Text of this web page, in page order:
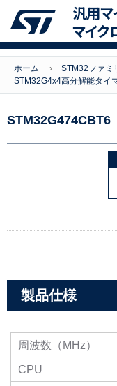
汎用
マイク
ホーム STM32ファミ
STM32G4x4高分解能タイ
STM32G474CBT6
製品仕様
周波数（MHz）
CPU